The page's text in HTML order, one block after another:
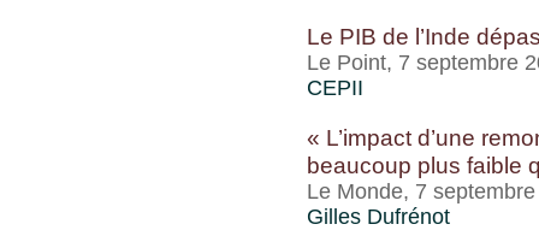
Le PIB de l’Inde
Le Point, 7 septembre
CEPII
« L’impact d’une
beaucoup plus faible
Le Monde, 7
Gilles Dufrénot